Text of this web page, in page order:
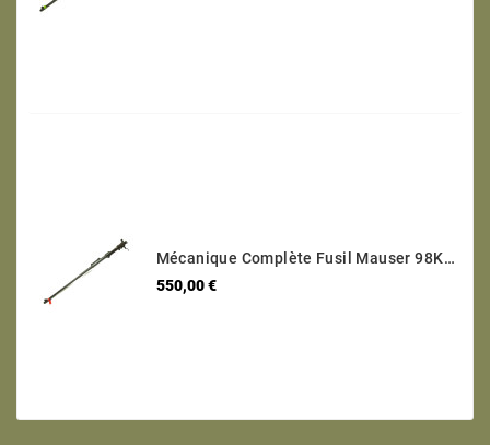
Mécanique Complète Fusil Mauser 98K Code 147 1938 Calibre 8 X 57 Numéro 9812
550,00 €Prix